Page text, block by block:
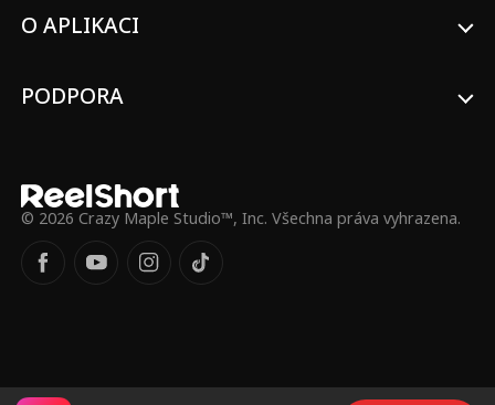
O APLIKACI
PODPORA
© 2026 Crazy Maple Studio™, Inc. Všechna práva vyhrazena.